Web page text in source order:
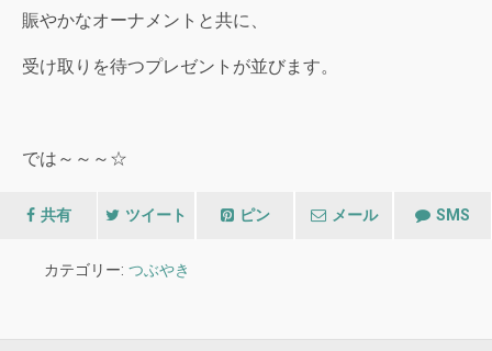
賑やかなオーナメントと共に、
受け取りを待つプレゼントが並びます。
では～～～☆
共有 ツイート ピン メール SMS
カテゴリー: つぶやき